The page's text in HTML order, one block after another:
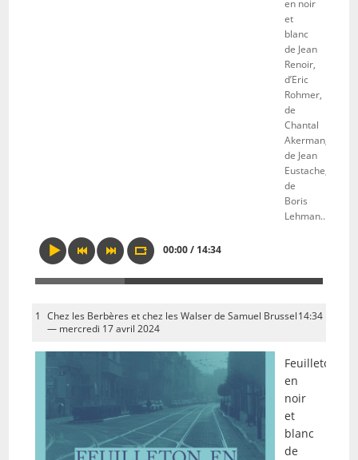
en noir
et
blanc
de Jean
Renoir,
d’Eric
Rohmer,
de
Chantal
Akerman,
de Jean
Eustache,
de
Boris
Lehman…
00:00 / 14:34
1 14:34
Chez les Berbères et chez les Walser de Samuel Brussel
— mercredi 17 avril 2024
Feuilleton
en
noir
et
blanc
de